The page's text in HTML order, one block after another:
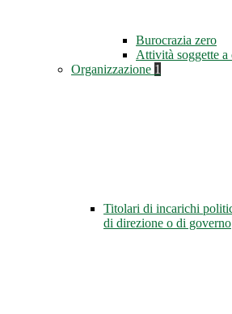
Burocrazia zero
Attività soggette
Organizzazione 1
Titolari di incarichi
di direzione o di governo